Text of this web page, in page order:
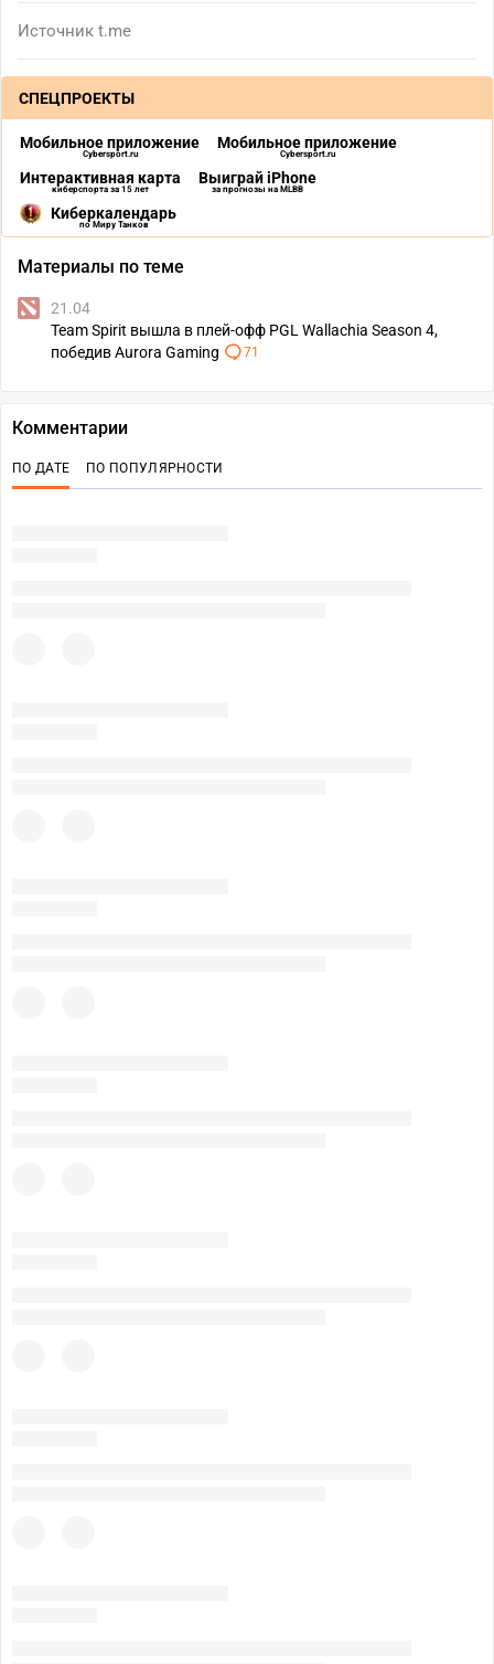
Источник t.me
СПЕЦПРОЕКТЫ
Мобильное приложение
Cybersport.ru
Мобильное приложение
Cybersport.ru
Интерактивная карта
киберспорта за 15 лет
Выиграй iPhone
за прогнозы на MLBB
Киберкалендарь
по Миру Танков
Материалы по теме
21.04
Team Spirit вышла в плей-офф PGL Wallachia Season 4,
победив Aurora Gaming
71
Комментарии
ПО ДАТЕ ПО ПОПУЛЯРНОСТИ